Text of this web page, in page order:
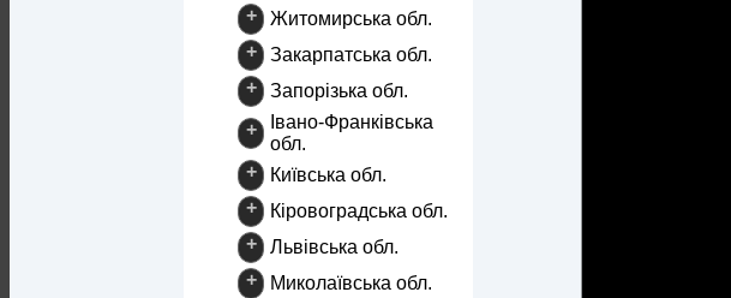
+
Житомирська обл.
+
Закарпатська обл.
+
Запорізька обл.
+
Івано-Франківська
обл.
+
Київська обл.
+
Кіровоградська обл.
+
Львівська обл.
+
Миколаївська обл.